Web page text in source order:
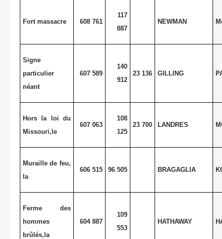
Fort massacre 608 761
117
887
NEWMAN
Signe
particulier
néant
607 589
140
912
23 136 GILLING
Hors la loi du
Missouri,le
607 063
108
125
23 700 LANDRES
Muraille de feu,
la
606 515 96 505 BRAGAGLIA
Ferme des
hommes
brûlés,la
604 887
109
553
HATHAWAY